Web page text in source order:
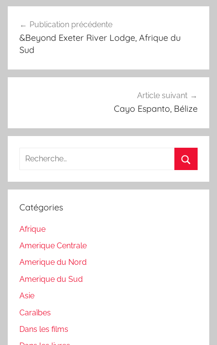
de
l’article
Publication précédente
&Beyond Exeter River Lodge, Afrique du
Sud
Article suivant
Cayo Espanto, Bélize
Recherche
:
Catégories
Afrique
Amerique Centrale
Amerique du Nord
Amerique du Sud
Asie
Caraïbes
Dans les films